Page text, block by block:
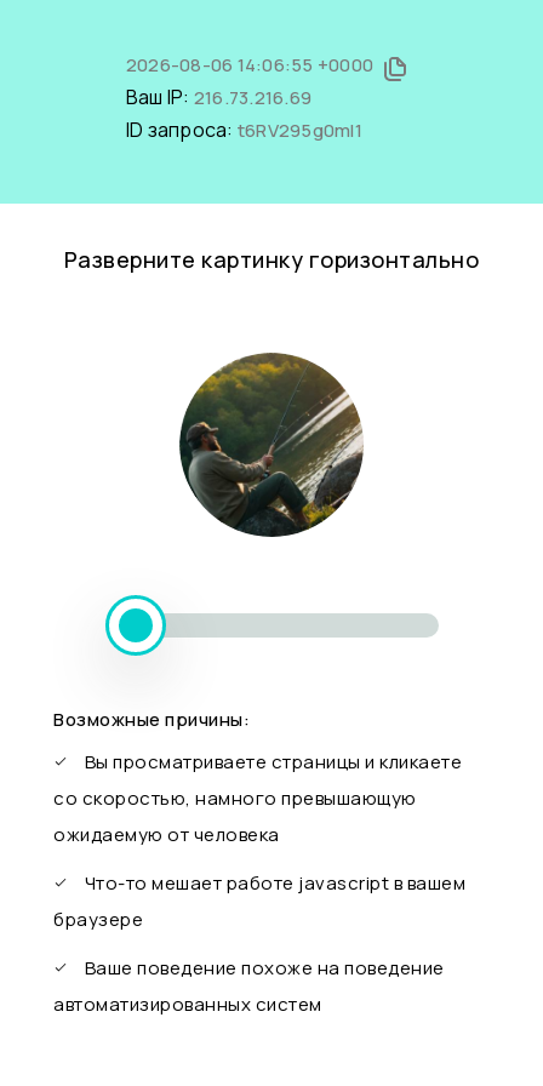
2026-08-06 14:06:55 +0000
Ваш IP: 216.73.216.69
ID запроса: t6RV295g0mI1
Разверните картинку горизонтально
Возможные причины:
Вы просматриваете страницы и кликаете
со скоростью, намного превышающую
ожидаемую от человека
Что-то мешает работе javascript в вашем
браузере
Ваше поведение похоже на поведение
автоматизированных систем